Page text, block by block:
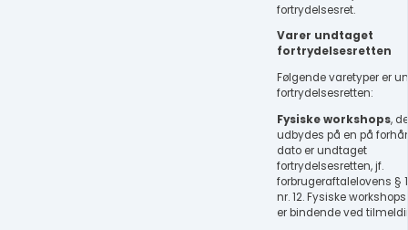
fortrydelsesret.
Varer undtaget
fortrydelsesretten
Følgende varetyper er
fortrydelsesretten:
Fysiske workshops,
udbydes på en på
dato er undtaget
fortrydelsesretten, jf.
forbrugeraftalelovens §
nr. 12. Fysiske
er bindende ved